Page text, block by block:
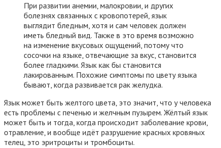
При развитии анемии, малокровии, и других
болезнях связанных с кровопотерей, язык
выглядит бледным, хотя и сам человек должен
иметь бледный вид. Также в это время возможно
на изменение вкусовых ощущений, потому что
сосочки на языке, отвечающие за вкус, становится
более гладкими. Язык как бы становится
лакированным. Похожие симптомы по цвету языка
бывают, когда развивается рак желудка.
Язык может быть желтого цвета, это значит, что у человека
есть проблемы с печенью и желчным пузырем. Жёлтый язык
может быть и тогда, когда происходит заболевание крови,
отравление, и вообще идёт разрушение красных кровяных
телец, это эритроциты и тромбоциты.